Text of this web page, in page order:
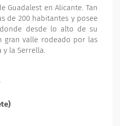
Guadalest en Alicante. Tan
de 200 habitantes y posee
desde lo alto de su
gran valle rodeado por las
y la Serrella.